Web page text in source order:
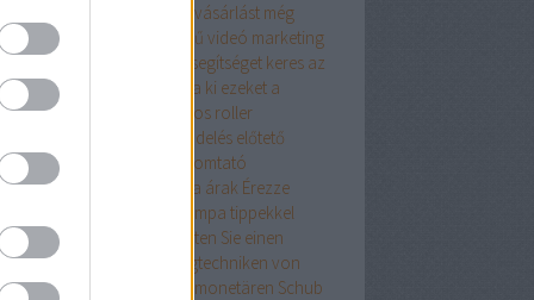
tanácsaink az online vásárlást még
teszik
Egyszerű videó marketing
mindenkinek
Egy kis segítséget keres az
Marketingben? Próbálja ki ezeket a
elegáns ruha
elektromos roller
élelmiszer rendelés előtető
toló erkélyajtó
epson nyomtató
ár
ereszcsatorna árak Érezze
profinak ezekkel a Netlámpa tippekkel
iskolatáska
Erhalten Sie einen
mit diesen Marketingtechniken von
Depot
Erhalten Sie einen monetären Schub